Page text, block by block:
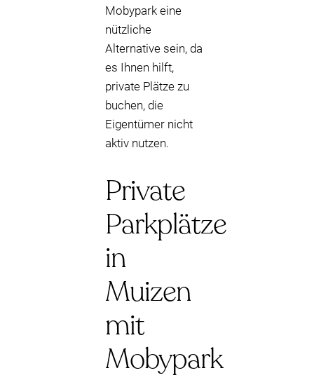
Mobypark eine
nützliche
Alternative sein, da
es Ihnen hilft,
private Plätze zu
buchen, die
Eigentümer nicht
aktiv nutzen.
Private
Parkplätze
in
Muizen
mit
Mobypark